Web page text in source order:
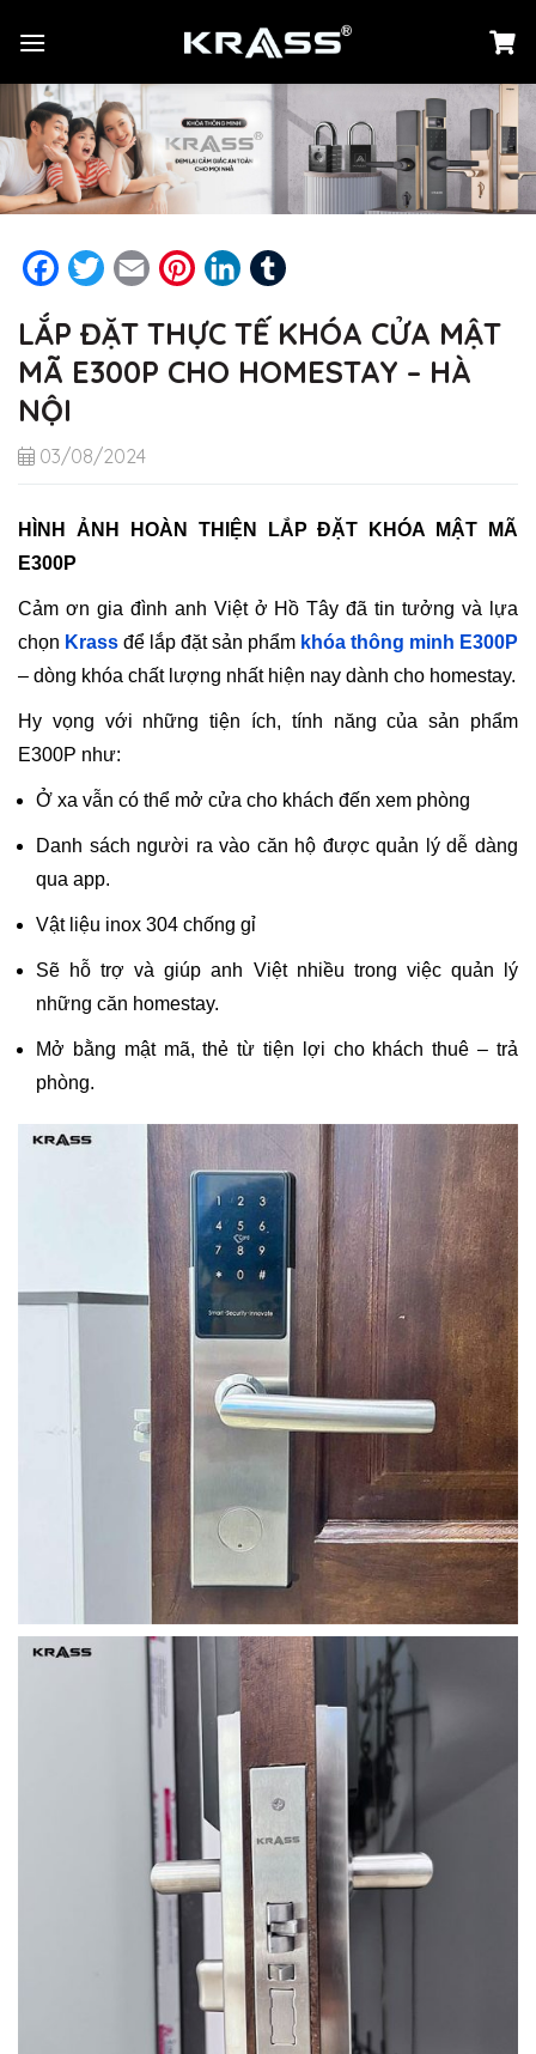
đến
dung
Facebook
TwitterEmail PinterestLinkedIn
LẮP ĐẶT THỰC TẾ KHÓA CỬA MẬT
MÃ E300P CHO HOMESTAY – HÀ
NỘI
03/08/2024
HÌNH ẢNH HOÀN THIỆN LẮP ĐẶT KHÓA MẬT MÃ
E300P
Cảm ơn gia đình anh Việt ở Hồ Tây đã tin tưởng và lựa
chọn Krass để lắp đặt sản phẩm khóa thông minh E300P
– dòng khóa chất lượng nhất hiện nay dành cho homestay.
Hy vọng với những tiện ích, tính năng của sản phẩm
E300P như:
Ở xa vẫn có thể mở cửa cho khách đến xem phòng
Danh sách người ra vào căn hộ được quản lý dễ dàng
qua app.
Vật liệu inox 304 chống gỉ
Sẽ hỗ trợ và giúp anh Việt nhiều trong việc quản lý
những căn homestay.
Mở bằng mật mã, thẻ từ tiện lợi cho khách thuê – trả
phòng.